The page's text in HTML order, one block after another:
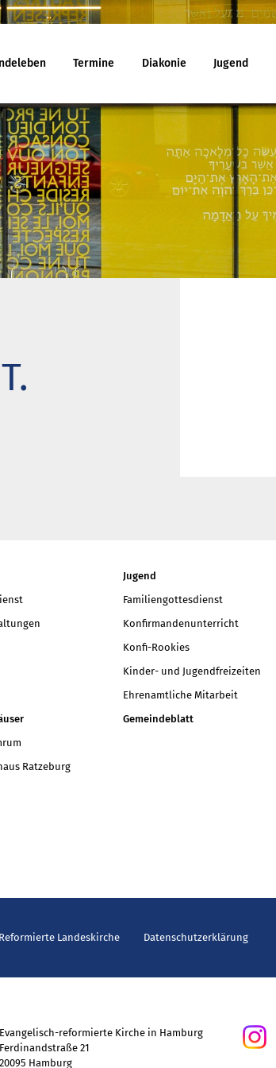
Termine Diakonie Jugend
Familiengottesdienst
Konfirmandenunterricht
Gemeindeblatt
Jugend
Familiengottesdienst
Konfirmandenunterricht
Konfi-Rookies
Kinder- und Jugendfreizeiten
Ehrenamtliche Mitarbeit
Ratzeburg
Gemeindeblatt
Reformierte Landeskirche Datenschutzerklärung
Evangelisch-reformierte Kirche in Hamburg
Ferdinandstraße 21
20095 Hamburg